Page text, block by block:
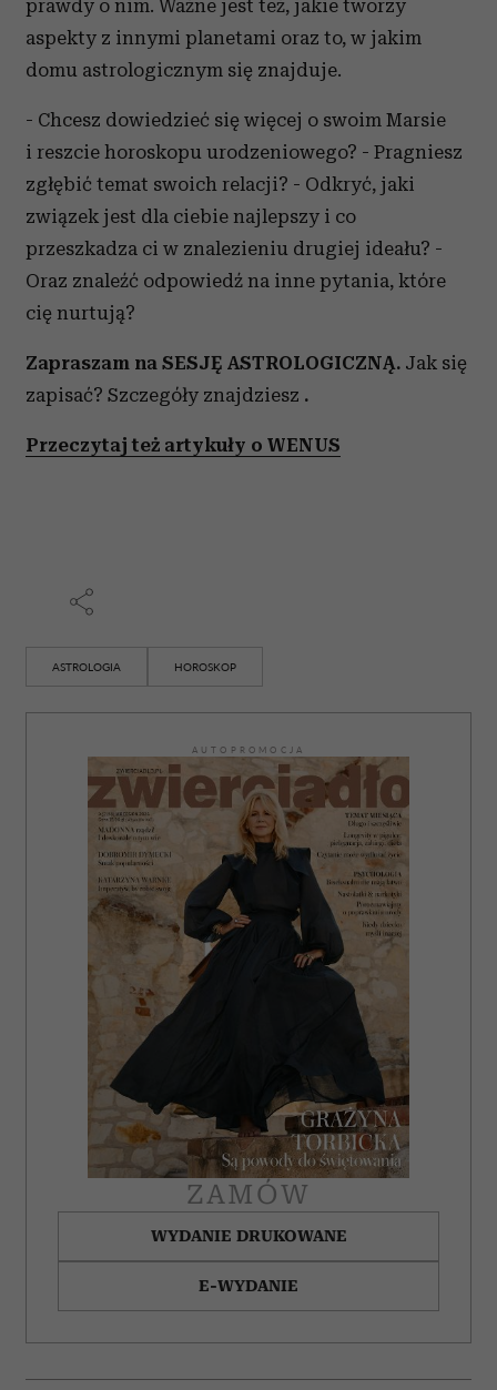
i reklam, aby oferować funkcje społecznościowe i
analizować ruch w naszej witrynie. Informacje o tym, jak
korzystasz z naszej witryny, udostępniamy partnerom
Partnerzy mogą połączyć te informacje z innymi danymi
otrzymanymi od Ciebie lub uzyskanymi podczas
korzystania z ich usług.
prawdy o nim. Ważne jest też, jakie tworzy
aspekty z innymi planetami oraz to, w jakim
domu astrologicznym się znajduje.
- Chcesz dowiedzieć się więcej o swoim Marsie
i reszcie horoskopu urodzeniowego? - Pragniesz
zgłębić temat swoich relacji? - Odkryć, jaki
związek jest dla ciebie najlepszy i co
przeszkadza ci w znalezieniu drugiej ideału? -
Oraz znaleźć odpowiedź na inne pytania, które
cię nurtują?
Zapraszam na SESJĘ ASTROLOGICZNĄ. Jak się
zapisać? Szczegóły znajdziesz .
Przeczytaj też artykuły o WENUS
ASTROLOGIA HOROSKOP
AUTOPROMOCJA
ZAMÓW
WYDANIE DRUKOWANE
E-WYDANIE